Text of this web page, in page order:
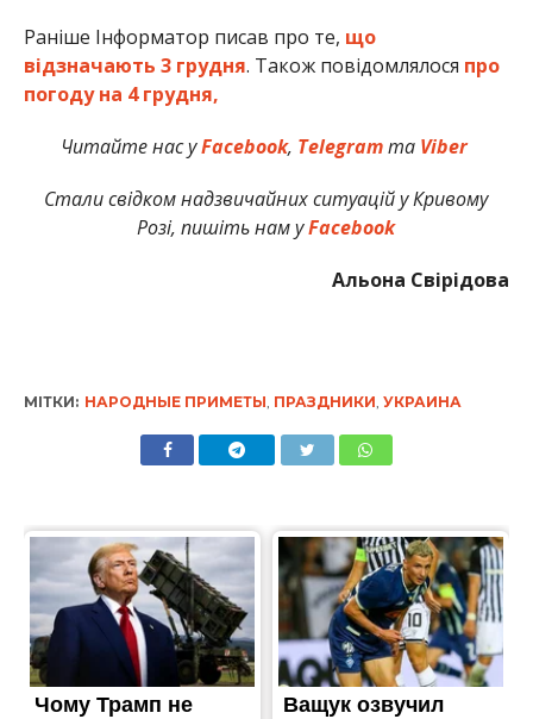
Раніше Інформатор писав про те, що
відзначають 3 грудня. Також повідомлялося про
погоду на 4 грудня,
Читайте нас уFacebook, Telegramта Viber
Стали свідком надзвичайних ситуацій у Кривому
Розі, пишіть нам уFacebook
Альона Свірідова
МІТКИ: НАРОДНЫЕ ПРИМЕТЫ, ПРАЗДНИКИ, УКРАИНА